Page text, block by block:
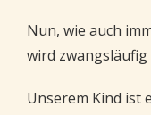
Nun, wie auch
wird
Unserem Kind ist